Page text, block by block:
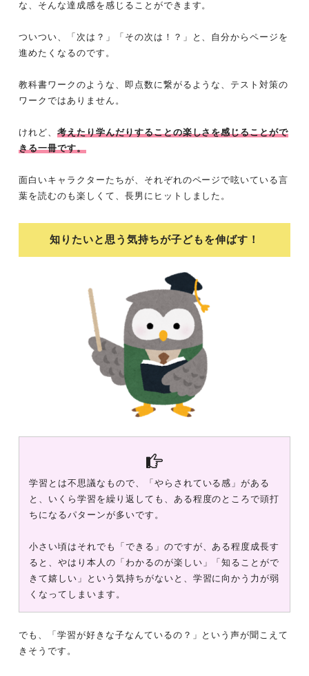
な、そんな達成感を感じることができます。
ついつい、「次は？」「その次は！？」と、自分からページを
進めたくなるのです。
教科書ワークのような、即点数に繋がるような、テスト対策の
ワークではありません。
けれど、 考えたり学んだりすることの楽しさを感じることがで
きる一冊です。
面白いキャラクターたちが、それぞれのページで呟いている言
葉を読むのも楽しくて、長男にヒットしました。
知りたいと思う気持ちが子どもを伸ばす！
学習とは不思議なもので、「やらされている感」がある
と、いくら学習を繰り返しても、ある程度のところで頭打
ちになるパターンが多いです。
小さい頃はそれでも「できる」のですが、ある程度成長す
ると、やはり本人の「わかるのが楽しい」「知ることがで
きて嬉しい」という気持ちがないと、学習に向かう力が弱
くなってしまいます。
でも、「学習が好きな子なんているの？」という声が聞こえて
きそうです。